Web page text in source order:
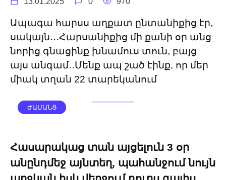
Ապագա հարսս աղքատ ընտանիքից էր,
սակայն․․․Հարսանիքից մի քանի օր անց
նորից գնացինք խնամուս տուն, բայց
այս անգամ․․Մենք ապ շած էինք, որ մեր
միակ տղան 22 տարեկանում
ԺԱՄԱՆՑ
Հասարակաց տան այցելուն 3 օր
անընդմեջ այնտեղ, պահանջում նույն